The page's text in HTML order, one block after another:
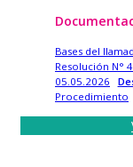
Bases del
Resolución N°
05.05.2026
Procedimiento